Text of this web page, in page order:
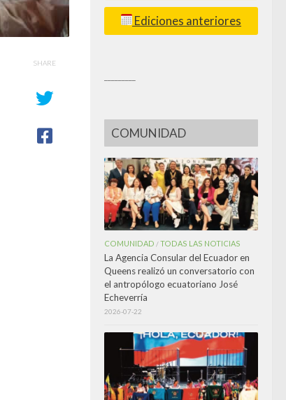
SHARE
Ediciones anteriores
COMUNIDAD
COMUNIDAD /TODAS LAS NOTICIAS
La Agencia Consular del Ecuador en
Queens realizó un conversatorio con
el antropólogo ecuatoriano José
Echeverría
2026-07-22